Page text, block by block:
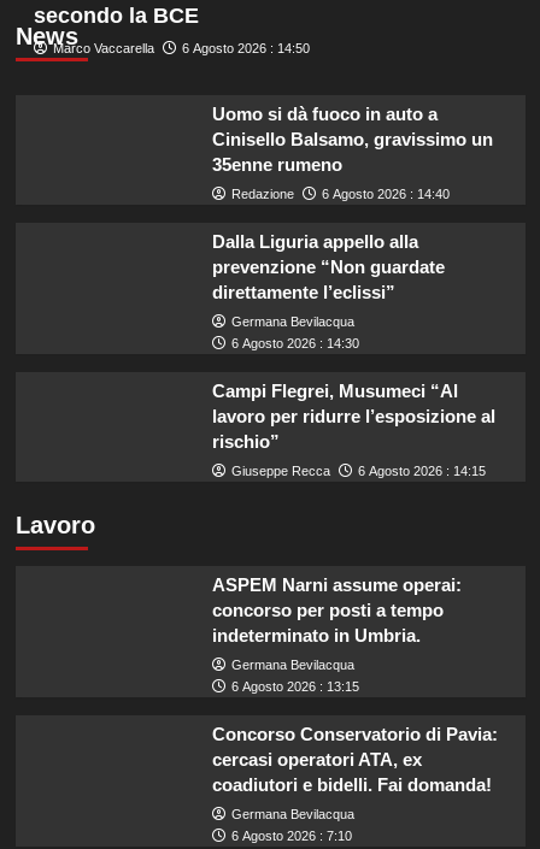
News
secondo la BCE
Marco Vaccarella 6 Agosto 2026 : 14:50
Uomo si dà fuoco in auto a
Cinisello Balsamo, gravissimo un
35enne rumeno
Redazione 6 Agosto 2026 : 14:40
Dalla Liguria appello alla
prevenzione “Non guardate
direttamente l’eclissi”
Germana Bevilacqua
6 Agosto 2026 : 14:30
Campi Flegrei, Musumeci “Al
lavoro per ridurre l’esposizione al
rischio”
Giuseppe Recca 6 Agosto 2026 : 14:15
Lavoro
ASPEM Narni assume operai:
concorso per posti a tempo
indeterminato in Umbria.
Germana Bevilacqua
6 Agosto 2026 : 13:15
Concorso Conservatorio di Pavia:
cercasi operatori ATA, ex
coadiutori e bidelli. Fai domanda!
Germana Bevilacqua
6 Agosto 2026 : 7:10